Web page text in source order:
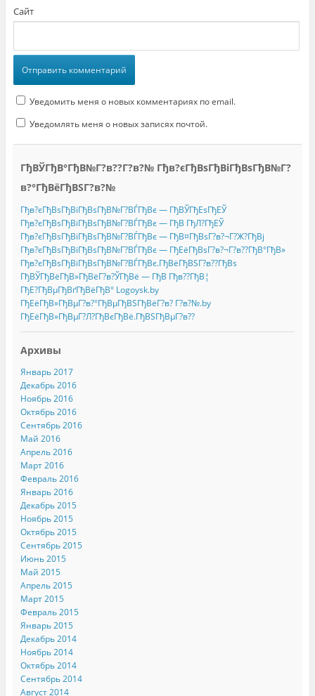
Сайт
Уведомить меня о новых комментариях по email.
Уведомлять меня о новых записях почтой.
ГђВЎГђВ°ГђВ№Г?в??Г?в?№ Гђв?єГђВѕГђВіГђВѕГђВ№Г?
в?°ГђВёГђВЅГ?в?№
Гђв?єГђВѕГђВіГђВѕГђВ№Г?ВЃГђВє — ГђВЎГђЕѕГђЕЎ
Гђв?єГђВѕГђВіГђВѕГђВ№Г?ВЃГђВє — ГђВ ГђЛ?ГђЕЎ
Гђв?єГђВѕГђВіГђВѕГђВ№Г?ВЃГђВє — ГђВ¤ГђВѕГ?в?¬Г?Ж?ГђВј
Гђв?єГђВѕГђВіГђВѕГђВ№Г?ВЃГђВє — ГђЕёГђВѕГ?в?¬Г?в??ГђВ°ГђВ»
Гђв?єГђВѕГђВіГђВѕГђВ№Г?ВЃГђВє.ГђВёГђВЅГ?в??ГђВѕ
ГђВЎГђВёГђВ»ГђВёГ?в?ЎГђВё — ГђВ Гђв??ГђВ¦
ГђЕ?ГђВµГђВґГђВёГђВ° Logoysk.by
ГђЕёГђВ»ГђВµГ?в?°ГђВµГђВЅГђВёГ?в? Г?в?№.by
ГђЕёГђВ»ГђВµГ?Л?ГђВєГђВё.ГђВЅГђВµГ?в??
Архивы
Январь 2017
Декабрь 2016
Ноябрь 2016
Октябрь 2016
Сентябрь 2016
Май 2016
Апрель 2016
Март 2016
Февраль 2016
Январь 2016
Декабрь 2015
Ноябрь 2015
Октябрь 2015
Сентябрь 2015
Июнь 2015
Май 2015
Апрель 2015
Март 2015
Февраль 2015
Январь 2015
Декабрь 2014
Ноябрь 2014
Октябрь 2014
Сентябрь 2014
Август 2014